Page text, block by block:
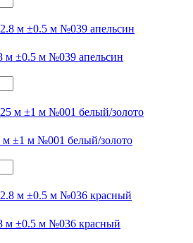
м ±0.5 м №039 апельсин
±1 м №001 белый/золото
м ±0.5 м №036 красный